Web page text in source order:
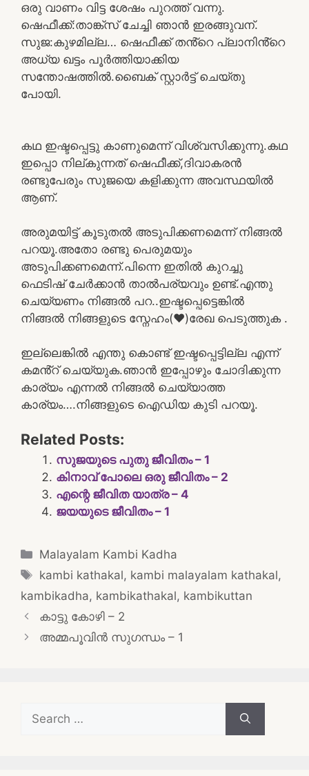
ഒരു വാണം വിട്ട ശേഷം പുറത്ത് വന്നു.
ഷെഫീക്ക്:താങ്ക്സ് ചേച്ചി ഞാൻ ഇരങ്ങുവന്.
സുജ:കുഴമില്ല… ഷെഫീക്ക് തൻ്റെ പ്ലാനിൻ്റെ
അധ്യ ഖട്ടം പൂർത്തിയാക്കിയ
സന്തോഷത്തിൽ.ബൈക് സ്റ്റാർട്ട് ചെയ്തു
പോയി.
കഥ ഇഷ്ടപ്പെട്ടു കാണുമെന്ന് വിശ്വസിക്കുന്നു.കഥ
ഇപ്പൊ നില്കുന്നത് ഷെഫീക്ക്,ദിവാകരൻ
രണ്ടുപേരും സുജയെ കളിക്കുന്ന അവസ്ഥയിൽ
ആണ്.
അരുമയിട്ട് കൂടുതൽ അടുപിക്കണമെന്ന് നിങ്ങൽ
പറയൂ.അതോ രണ്ടു പെരുമയും
അടുപിക്കണമെന്ന്.പിന്നെ ഇതിൽ കുറച്ചു
ഫെടിഷ് ചേർക്കാൻ താൽപര്യവും ഉണ്ട്.എന്തു
ചെയ്യണം നിങ്ങൽ പറ..ഇഷ്ടപ്പെട്ടെങ്കിൽ
നിങ്ങൽ നിങ്ങളുടെ സ്നേഹം(❤️)രേഖ പെടുത്തുക .
ഇല്ലെങ്കിൽ എന്തു കൊണ്ട് ഇഷ്ടപ്പെട്ടില്ല എന്ന്
കമൻ്റ് ചെയ്യുക.ഞാൻ ഇപ്പോഴും ചോദിക്കുന്ന
കാര്യം എന്നൽ നിങ്ങൽ ചെയ്യാത്ത
കാര്യം….നിങ്ങളുടെ ഐഡിയ കുടി പറയൂ.
Related Posts:
സുജയുടെ പുതു ജീവിതം – 1
കിനാവ് പോലെ ഒരു ജീവിതം – 2
എന്റെ ജീവിത യാത്ര – 4
ജയയുടെ ജീവിതം – 1
Categories
Malayalam Kambi Kadha
Tags
kambi kathakal, kambi malayalam kathakal,
kambikadha, kambikathakal, kambikuttan
Post
navigation
കാട്ടു കോഴി – 2
അമ്മപൂവിൻ സുഗന്ധം – 1
Search
for: